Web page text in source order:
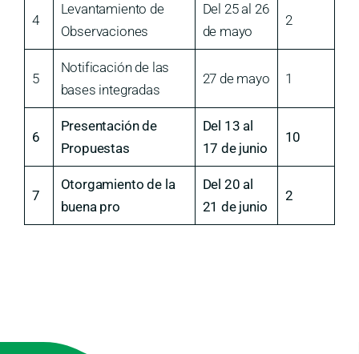
4
Levantamiento de
Observaciones
Del 25 al 26
de mayo
2
5
Notificación de las
bases integradas
27 de mayo 1
6
Presentación de
Propuestas
Del 13 al
17 de junio
10
7
Otorgamiento de la
buena pro
Del 20 al
21 de junio
2